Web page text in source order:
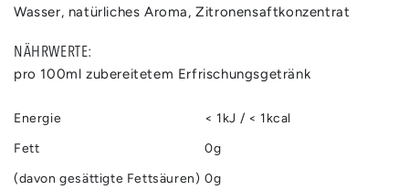
Wasser, natürliches Aroma, Zitronensaftkonzentrat
NÄHRWERTE:
pro 100ml zubereitetem Erfrischungsgetränk
Energie
< 1kJ / < 1kcal
Fett
0g
(davon gesättigte Fettsäuren) 0g